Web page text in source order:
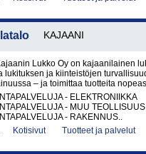
KAJAANI
Lukko Oy on kajaanilainen
lukituksen ja kiinteistöjen
– ja toimittaa tuotteita
- ELEKTRONIIKKA
- MUU TEOLLISUUS
- RAKENNUS..
Kotisivut Tuotteet ja palvelut